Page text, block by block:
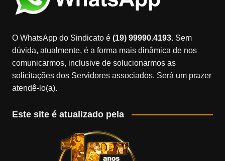
O WhatsApp do Sindicato é(19) 99990.4193.Sem
dúvida, atualmente, é a forma mais dinâmica de nos
comunicarmos, inclusive de solucionarmos as
solicitações dos Servidores associados. Será um prazer
atendê-lo(a).
Este site é atualizado pela